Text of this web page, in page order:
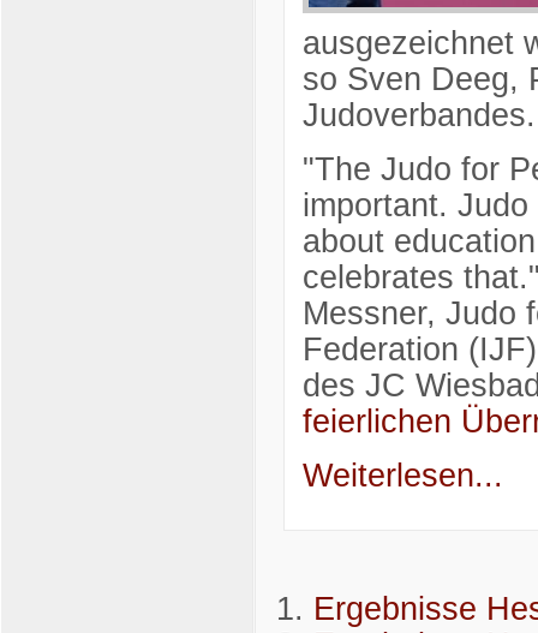
ausgezeichnet
so Sven Deeg,
Judoverbandes.
"The Judo for
important.
about
celebrates
Messner, Judo
Federation
des JC
feierlichen
Weiterlesen...
Ergebnisse